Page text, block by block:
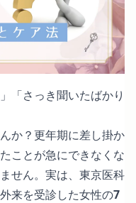
「さっき聞いたばかり
か？更年期に差し掛か
ことが急にできなくな
せん。実は、東京医科
来を受診した女性の7